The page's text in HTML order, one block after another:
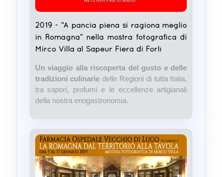
2019 - “A pancia piena si ragiona meglio
in Romagna” nella mostra fotografica di
Mirco Villa al Sapeur Fiera di Forlì
Un viaggio alla riscoperta del gusto e delle
tradizioni culinarie delle Regioni di tutta Italia,
tra sapori, profumi e le eccellenze artigianali
della nostra enogastronomia.